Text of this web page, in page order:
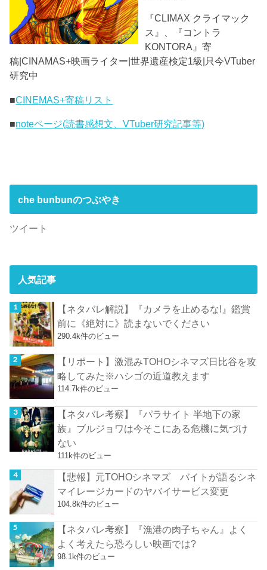
『CLIMAX クライマック
ス』、『コントラ
KONTORA』寄
稿|CINAMAS+映画ライター|世界遺産検定1級|只今VTuber
研究中
■CINEMAS+寄稿リスト
■noteページ(読書感想文、VTuber研究記事等)
che bunbunのつぶやき
ツイート
人気記事
【ネタバレ解説】『カメラを止めるな!』鑑賞
前に《絶対に》読まないでください
290.4k件のビュー
【リポート】激混みTOHOシネマズ日比谷を攻
略してみた※ハシゴの近道教えます
114.7k件のビュー
【ネタバレ考察】『パラサイト 半地下の家
族』ブルジョワは今そこにある危機に気づけ
ない
111k件のビュー
【悲報】元TOHOシネマズ バイトが語るシネ
マイレージカードのヤバイサービス変更
104.8k件のビュー
【ネタバレ考察】『漁港の肉子ちゃん』よく
よく考えたら恐ろしい映画では?
98.1k件のビュー